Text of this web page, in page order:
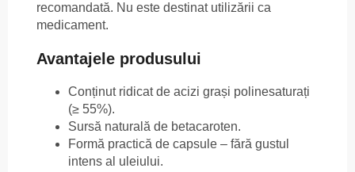
recomandată. Nu este destinat utilizării ca
medicament.
Avantajele produsului
Conținut ridicat de acizi grași polinesaturați
(≥ 55%).
Sursă naturală de betacaroten.
Formă practică de capsule – fără gustul
intens al uleiului.